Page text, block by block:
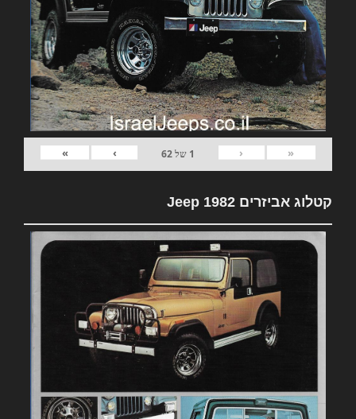
«
‹
1 של62
›
»
קטלוג אביזרים 1982 Jeep